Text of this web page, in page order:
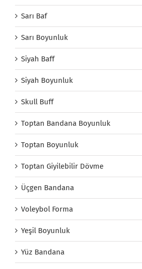
Sarı Baf
Sarı Boyunluk
Siyah Baff
Siyah Boyunluk
Skull Buff
Toptan Bandana Boyunluk
Toptan Boyunluk
Toptan Giyilebilir Dövme
Üçgen Bandana
Voleybol Forma
Yeşil Boyunluk
Yüz Bandana